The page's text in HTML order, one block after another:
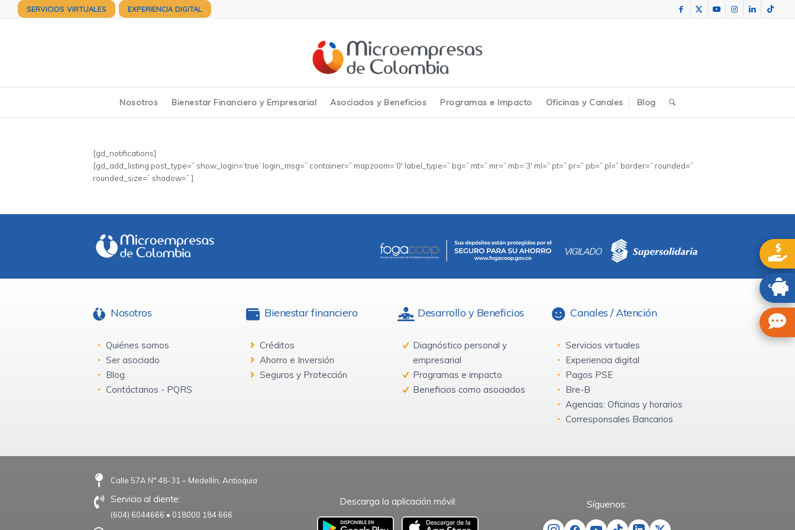
SERVICIOS VIRTUALES EXPERIENCIA DIGITAL
Nosotros Bienestar Financiero y Empresarial Asociados y Beneficios Programas e Impacto Oficinas y Canales Blog
[gd_notifications]
[gd_add_listing post_type=” show_login=’true’ login_msg=” container=” mapzoom=’0′ label_type=” bg=” mt=” mr=” mb=’3′ ml=” pt=” pr=” pb=” pl=” border=” rounded=”
rounded_size=” shadow=” ]
Nosotros
Quiénes somos
Ser asociado
Blog
Contáctanos - PQRS
Bienestar financiero
Créditos
Ahorro e Inversión
Seguros y Protección
Desarrollo y Beneficios
Diagnóstico personal y
empresarial
Programas e impacto
Beneficios como asociados
Canales / Atención
Servicios virtuales
Experiencia digital
Pagos PSE
Bre-B
Agencias: Oficinas y horarios
Corresponsales Bancarios
Calle 57A N° 48-31 – Medellín, Antioquia
Servicio al cliente:
(604) 6044666 • 018000 184 666
Descarga la aplicación móvil: Síguenos: